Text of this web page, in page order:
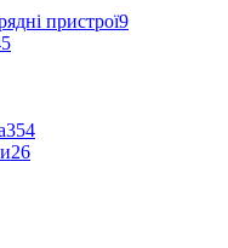
пристрої9
354
26